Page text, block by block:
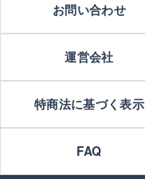
お問い合わせ
運営会社
特商法に基づく表示
FAQ